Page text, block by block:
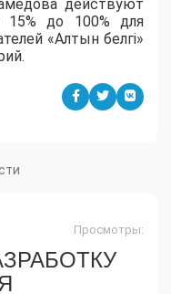
действуют
15% до 100% для
«Алтын белгі»
Просмотры: